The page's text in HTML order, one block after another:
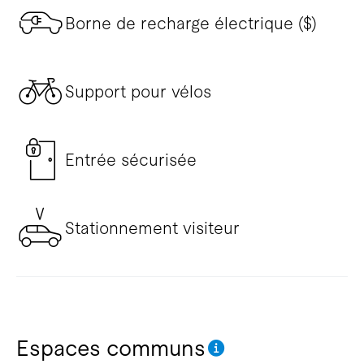
Borne de recharge électrique ($)
Support pour vélos
Entrée sécurisée
Stationnement visiteur
Espaces communs